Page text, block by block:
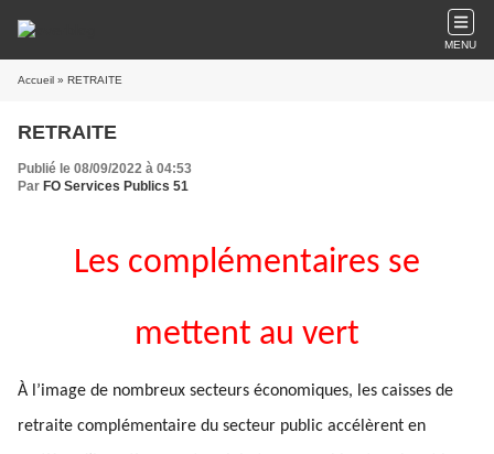
MENU
Accueil » RETRAITE
RETRAITE
Publié le 08/09/2022 à 04:53
Par FO Services Publics 51
Les complémentaires se
mettent au vert
À l’image de nombreux secteurs économiques, les caisses de
retraite complémentaire du secteur public accélèrent en